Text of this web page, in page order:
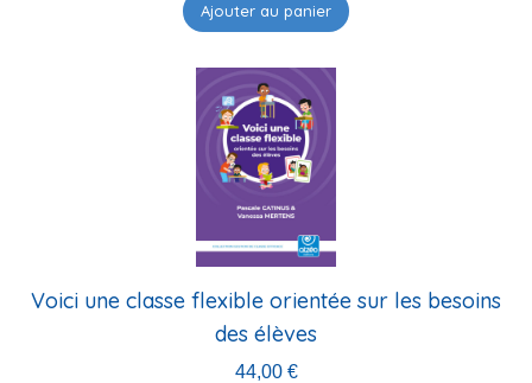
Ajouter au panier
Voici une classe flexible orientée sur les besoins
des élèves
44,00 €